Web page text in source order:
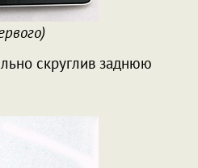
скруглив заднюю